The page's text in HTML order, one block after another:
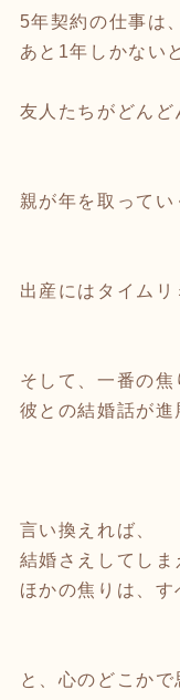
5年契約の仕事は、
あと1年しかない
友人たちがどんど
親が年を取ってい
出産にはタイムリ
そして、一番の焦
彼との結婚話が進
言い換えれば、
結婚さえしてしま
ほかの焦りは、す
と、心のどこかで